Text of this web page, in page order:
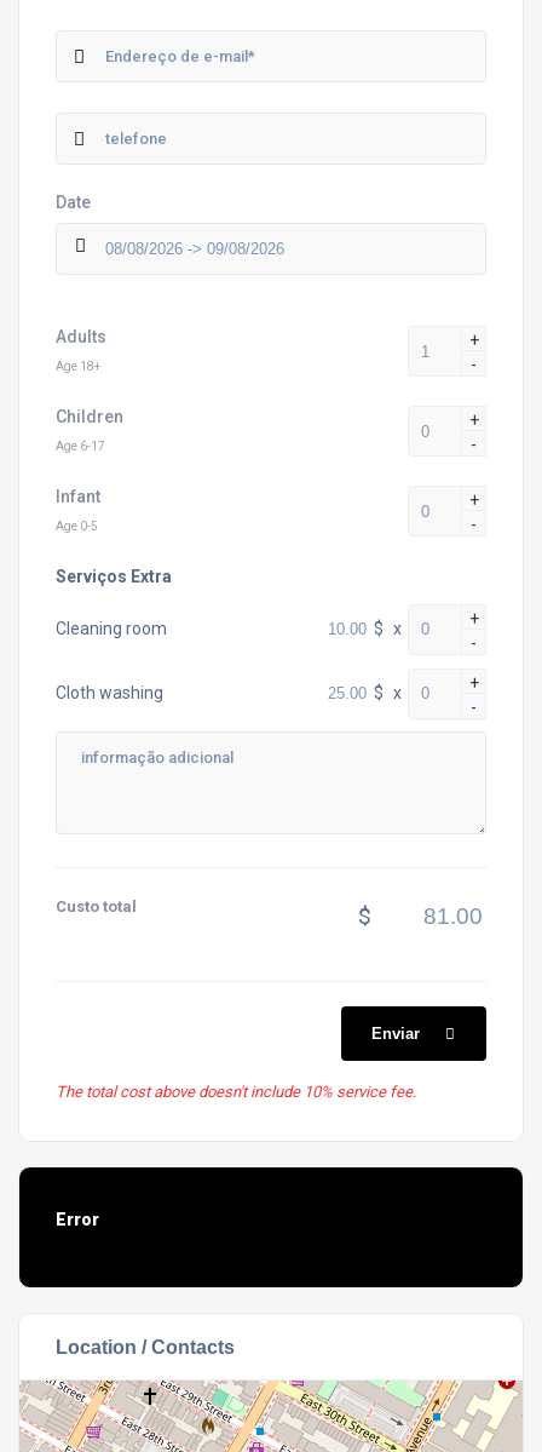
Date
Adults
Age 18+
+
-
Children
Age 6-17
+
-
Infant
Age 0-5
+
-
Serviços Extra
Cleaning room $ x
+
-
Cloth washing $ x
+
-
Custo total $
Enviar
The total cost above doesn't include 10% service fee.
Error
[object HTMLParagraphElement]
Location / Contacts